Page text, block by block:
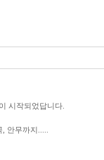
시작되었답니다.
안무까지.....